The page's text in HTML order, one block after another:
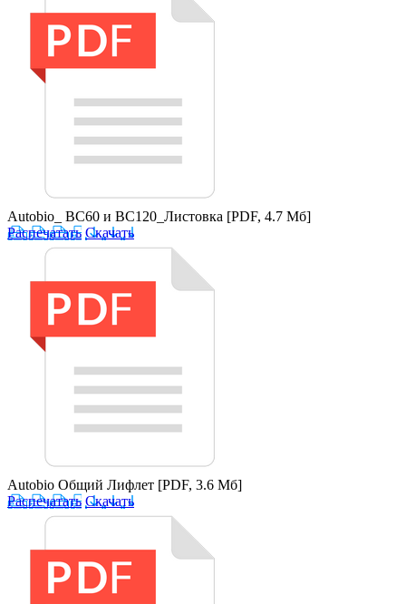
Autobio_ BC60 и BC120_Листовка [PDF, 4.7 Мб]
Распечатать Скачать
Autobio Общий Лифлет [PDF, 3.6 Мб]
Распечатать Скачать